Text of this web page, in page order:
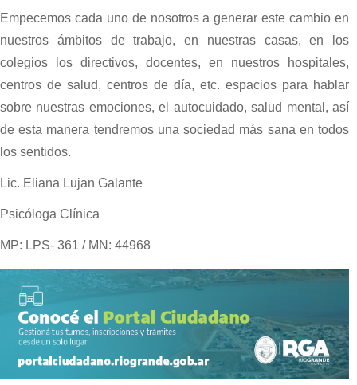
Empecemos cada uno de nosotros a generar este cambio en
nuestros ámbitos de trabajo, en nuestras casas, en los
colegios los directivos, docentes, en nuestros hospitales,
centros de salud, centros de día, etc. espacios para hablar
sobre nuestras emociones, el autocuidado, salud mental, así
de esta manera tendremos una sociedad más sana en todos
los sentidos.
Lic. Eliana Lujan Galante
Psicóloga Clínica
MP: LPS- 361 / MN: 44968